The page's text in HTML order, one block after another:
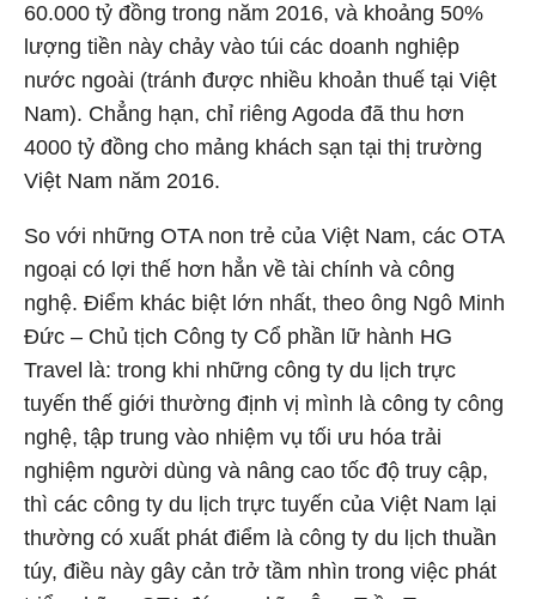
60.000 tỷ đồng trong năm 2016, và khoảng 50%
lượng tiền này chảy vào túi các doanh nghiệp
nước ngoài (tránh được nhiều khoản thuế tại Việt
Nam). Chẳng hạn, chỉ riêng Agoda đã thu hơn
4000 tỷ đồng cho mảng khách sạn tại thị trường
Việt Nam năm 2016.
So với những OTA non trẻ của Việt Nam, các OTA
ngoại có lợi thế hơn hẳn về tài chính và công
nghệ. Điểm khác biệt lớn nhất, theo ông Ngô Minh
Đức – Chủ tịch Công ty Cổ phần lữ hành HG
Travel là: trong khi những công ty du lịch trực
tuyến thế giới thường định vị mình là công ty công
nghệ, tập trung vào nhiệm vụ tối ưu hóa trải
nghiệm người dùng và nâng cao tốc độ truy cập,
thì các công ty du lịch trực tuyến của Việt Nam lại
thường có xuất phát điểm là công ty du lịch thuần
túy, điều này gây cản trở tầm nhìn trong việc phát